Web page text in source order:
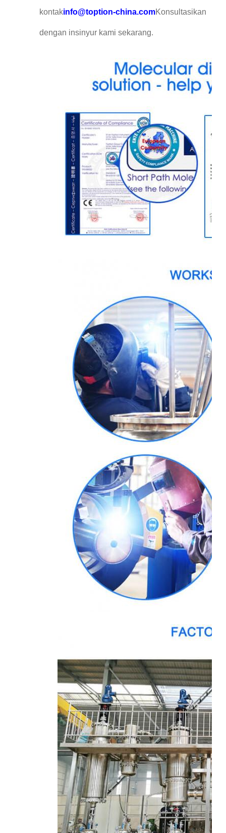
kontakinfo@toption-china.comKonsultasikan
dengan insinyur kami sekarang.